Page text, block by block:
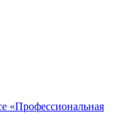
«Профессиональная